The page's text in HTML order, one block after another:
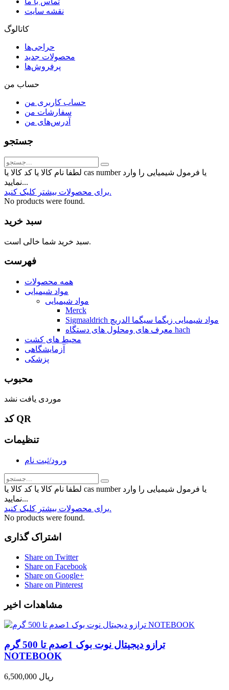
نقشه سایت
کاتالوگ
حراجی‌ها
محصولات جدید
پرفروش‌ها
حساب من
حساب کاربری من
سفارشات من
آدرس‌های من
جستجو
لطفا نام کالا یا کد کالا یا cas number یا فرمول شیمیایی را وارد
نمایید...
برای محصولات بیشتر کلیک کنید.
No products were found.
سبد خرید
سبد خرید شما خالی است.
فهرست
همه محصولات
مواد شیمیایی
مواد شیمیایی
Merck
Sigmaaldrich مواد شیمیایی زیگما سیگما الدریچ
معرف های ومحلول های دستگاه hach
محیط های کشت
آزمایشگاهی
پزشکی
محبوب
موردی یافت نشد
کد QR
تنظیمات
ورود/ثبت نام
لطفا نام کالا یا کد کالا یا cas number یا فرمول شیمیایی را وارد
نمایید...
برای محصولات بیشتر کلیک کنید.
No products were found.
اشتراک گذاری
Share on Twitter
Share on Facebook
Share on Google+
Share on Pinterest
مشاهدات اخیر
ترازو دیجیتال نوت بوک 1صدم تا 500 گرم
NOTEBOOK
6,500,000 ریال